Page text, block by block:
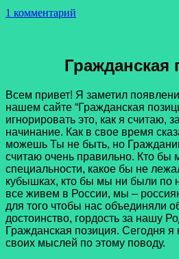
1 комментарий
Гражданская
Всем привет! Я заметил
нашем сайте “Гражданская
игнорировать это, как я считаю,
начинание. Как в свое время
можешь Ты не быть, но
считаю очень правильно. Кто бы
специальности, какое бы не
кубышках, кто бы мы ни были по
все живем в России, мы –
для того чтобы нас объединяли
достоинство, гордость за нашу
Гражданская позиция. Сегодня я
своих мыслей по этому поводу.